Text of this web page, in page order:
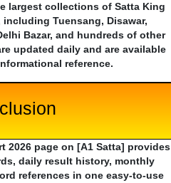
largest collections of Satta King
Tuensang, Disawar,
Bazar, and hundreds of other
updated daily and are available
reference.
2026 page on [A1 Satta] provides
daily result history, monthly
references in one easy-to-use